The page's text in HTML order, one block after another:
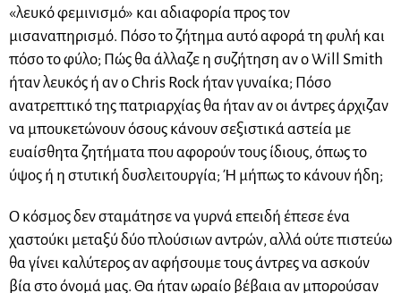
«λευκό φεμινισμό» και αδιαφορία προς τον
μισαναπηρισμό. Πόσο το ζήτημα αυτό αφορά τη φυλή και
πόσο το φύλο; Πώς θα άλλαζε η συζήτηση αν ο Will Smith
ήταν λευκός ή αν ο Chris Rock ήταν γυναίκα; Πόσο
ανατρεπτικό της πατριαρχίας θα ήταν αν οι άντρες άρχιζαν
να μπουκετώνουν όσους κάνουν σεξιστικά αστεία με
ευαίσθητα ζητήματα που αφορούν τους ίδιους, όπως το
ύψος ή η στυτική δυσλειτουργία; Ή μήπως το κάνουν ήδη;
Ο κόσμος δεν σταμάτησε να γυρνά επειδή έπεσε ένα
χαστούκι μεταξύ δύο πλούσιων αντρών, αλλά ούτε πιστεύω
θα γίνει καλύτερος αν αφήσουμε τους άντρες να ασκούν
βία στο όνομά μας. Θα ήταν ωραίο βέβαια αν μπορούσαν